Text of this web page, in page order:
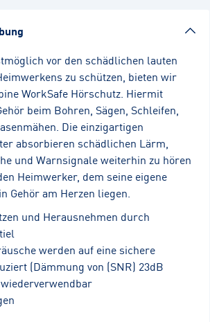
vor den schädlichen lauten
zu schützen, bieten wir
WorkSafe Hörschutz. Hiermit
beim Bohren, Sägen, Schleifen,
Die einzigartigen
absorbieren schädlichen Lärm,
und Warnsignale weiterhin zu hören
Heimwerker, dem seine eigene
Gehör am Herzen liegen.
und Herausnehmen durch
werden auf eine sichere
(Dämmung von (SNR) 23dB